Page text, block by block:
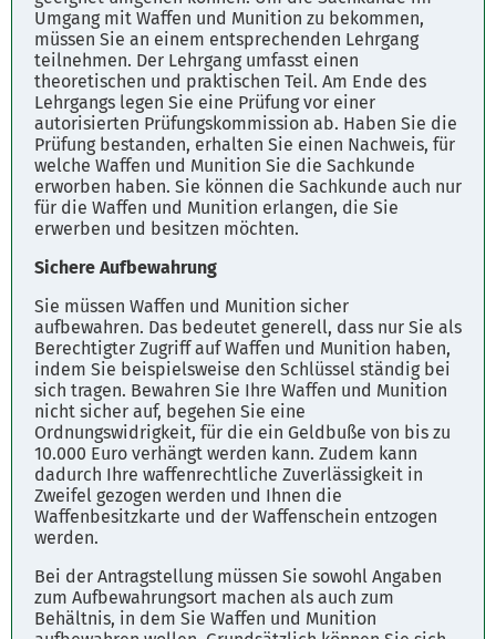
Umgang mit Waffen und Munition zu bekommen,
müssen Sie an einem entsprechenden Lehrgang
teilnehmen. Der Lehrgang umfasst einen
theoretischen und praktischen Teil. Am Ende des
Lehrgangs legen Sie eine Prüfung vor einer
autorisierten Prüfungskommission ab. Haben Sie die
Prüfung bestanden, erhalten Sie einen Nachweis, für
welche Waffen und Munition Sie die Sachkunde
erworben haben. Sie können die Sachkunde auch nur
für die Waffen und Munition erlangen, die Sie
erwerben und besitzen möchten.
Sichere Aufbewahrung
Sie müssen Waffen und Munition sicher
aufbewahren. Das bedeutet generell, dass nur Sie als
Berechtigter Zugriff auf Waffen und Munition haben,
indem Sie beispielsweise den Schlüssel ständig bei
sich tragen. Bewahren Sie Ihre Waffen und Munition
nicht sicher auf, begehen Sie eine
Ordnungswidrigkeit, für die ein Geldbuße von bis zu
10.000 Euro verhängt werden kann. Zudem kann
dadurch Ihre waffenrechtliche Zuverlässigkeit in
Zweifel gezogen werden und Ihnen die
Waffenbesitzkarte und der Waffenschein entzogen
werden.
Bei der Antragstellung müssen Sie sowohl Angaben
zum Aufbewahrungsort machen als auch zum
Behältnis, in dem Sie Waffen und Munition